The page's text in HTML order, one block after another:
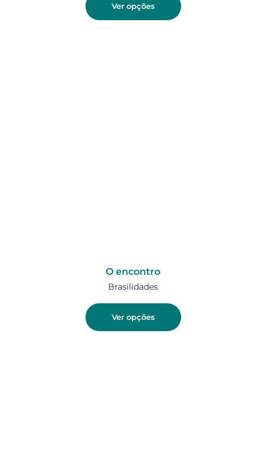
Ver opções
O encontro
Brasilidades
Ver opções